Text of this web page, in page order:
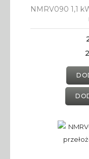
NMRV090 1,1